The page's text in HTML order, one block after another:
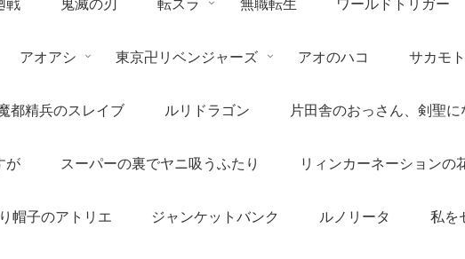
アオアシ 東京卍リベンジャーズ アオのハコ サカモ
都精兵のスレイブ ルリドラゴン 片田舎のおっさん、剣聖に
が スーパーの裏でヤニ吸うふたり リィンカーネーションの
帽子のアトリエ ジャンケットバンク ルノリータ 私を